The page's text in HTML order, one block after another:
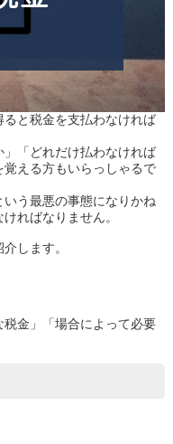
と税金を支払わなければ
「どれだけ払わなければ
える方もいらっしゃるで
う最悪の事態になりかね
ればなりません。
します。
金」「場合によって必要